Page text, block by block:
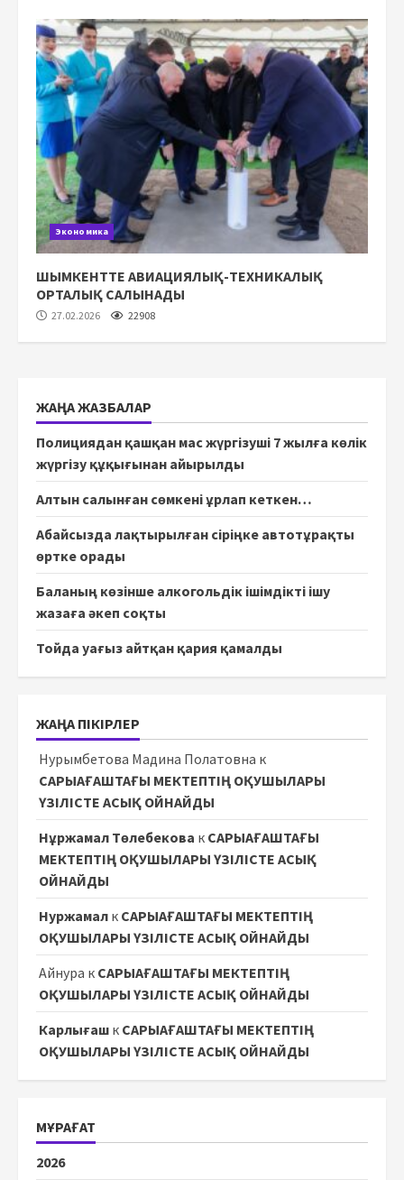
Экономика
ШЫМКЕНТТЕ АВИАЦИЯЛЫҚ-ТЕХНИКАЛЫҚ
ОРТАЛЫҚ САЛЫНАДЫ
27.02.2026 22908
ЖАҢА ЖАЗБАЛАР
Полициядан қашқан мас жүргізуші 7 жылға көлік
жүргізу құқығынан айырылды
Алтын салынған сөмкені ұрлап кеткен…
Абайсызда лақтырылған сіріңке автотұрақты
өртке орады
Баланың көзінше алкогольдік ішімдікті ішу
жазаға әкеп соқты
Тойда уағыз айтқан қария қамалды
ЖАҢА ПІКІРЛЕР
Нурымбетова Мадина Полатовна к
САРЫАҒАШТАҒЫ МЕКТЕПТІҢ ОҚУШЫЛАРЫ
ҮЗІЛІСТЕ АСЫҚ ОЙНАЙДЫ
Нұржамал Төлебекова к САРЫАҒАШТАҒЫ
МЕКТЕПТІҢ ОҚУШЫЛАРЫ ҮЗІЛІСТЕ АСЫҚ
ОЙНАЙДЫ
Нуржамал к САРЫАҒАШТАҒЫ МЕКТЕПТІҢ
ОҚУШЫЛАРЫ ҮЗІЛІСТЕ АСЫҚ ОЙНАЙДЫ
Айнура к САРЫАҒАШТАҒЫ МЕКТЕПТІҢ
ОҚУШЫЛАРЫ ҮЗІЛІСТЕ АСЫҚ ОЙНАЙДЫ
Карлығаш к САРЫАҒАШТАҒЫ МЕКТЕПТІҢ
ОҚУШЫЛАРЫ ҮЗІЛІСТЕ АСЫҚ ОЙНАЙДЫ
МҰРАҒАТ
2026